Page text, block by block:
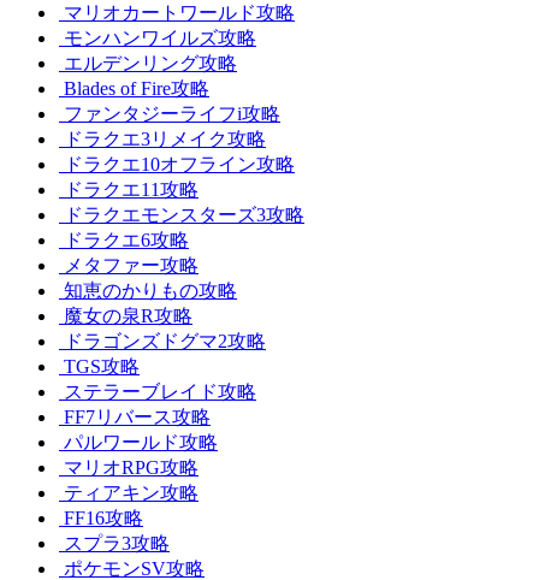
マリオカートワールド攻略
モンハンワイルズ攻略
エルデンリング攻略
Blades of Fire攻略
ファンタジーライフi攻略
ドラクエ3リメイク攻略
ドラクエ10オフライン攻略
ドラクエ11攻略
ドラクエモンスターズ3攻略
ドラクエ6攻略
メタファー攻略
知恵のかりもの攻略
魔女の泉R攻略
ドラゴンズドグマ2攻略
TGS攻略
ステラーブレイド攻略
FF7リバース攻略
パルワールド攻略
マリオRPG攻略
ティアキン攻略
FF16攻略
スプラ3攻略
ポケモンSV攻略